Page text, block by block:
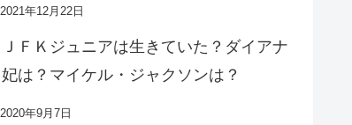
2021年12月22日
ＪＦＫジュニアは生きていた？ダイアナ
妃は？マイケル・ジャクソンは？
2020年9月7日